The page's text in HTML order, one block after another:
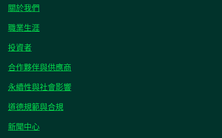
關於我們
職業生涯
投資者在
標
籤
開
合作夥伴與供應商
永續性與社會影響
道德規範與合規
新聞中心在